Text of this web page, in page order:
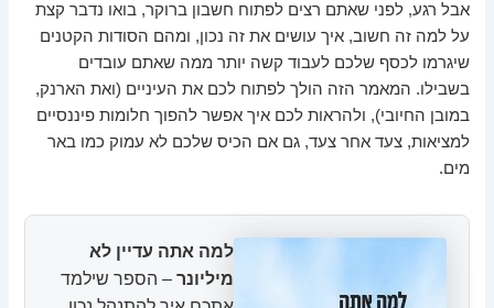
אבל רגע, לפני שאתם רצים לפתוח חשבון ברוקר, בואו נדבר קצת
על למה זה חשוב, איך עושים את זה נכון, ומהם הסודות הקטנים
שיגרמו לכסף שלכם לעבוד קשה יותר ממה שאתם עובדים
בשבילו. המאמר הזה הולך לפתוח לכם את העיניים (ואת הארנק,
במובן החיובי), ולהראות לכם איך אפשר להפוך חלומות פיננסיים
למציאות, צעד אחר צעד, גם אם הכיס שלכם לא עמוק כמו באר
מים.
למה אתה עדיין לא
מיליונר – הספר שילמד